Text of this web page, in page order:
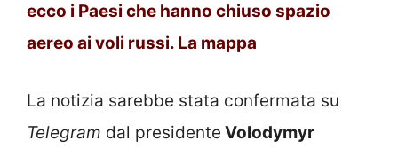
ecco i Paesi che hanno chiuso spazio
aereo ai voli russi. La mappa
La notizia sarebbe stata confermata su
Telegram dal presidente Volodymyr